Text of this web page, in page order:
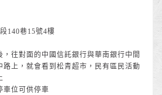
140巷15號4樓
往對面的中國信託銀行與華南銀行中間
路上，就會看到松青超市，民有區民活動
車位可供停車